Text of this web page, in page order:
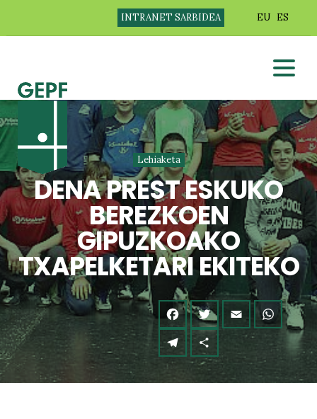
INTRANET SARBIDEA EU ES
Lehiaketa
DENA PREST ESKUKO
BEREZKOEN
GIPUZKOAKO
TXAPELKETARI EKITEKO